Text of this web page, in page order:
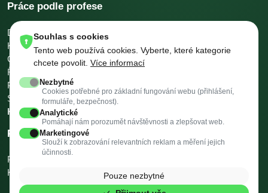
Práce podle profese
Dělníci v oblasti výstavby a údržby budov
KuchařiSkladníci, obsluha manipulačních vozíků
Číšníci a servírky
Ostatní uklízeči a pomocníci
Řidiči nákladních automobilů, tahačů a speciálních vozidel
Pomocníci v kuchyni
Svářeči
Všechny profese →
Platy podle profese →
Kalkulačky →
Práce podle města
Praha
Kopřivnice
Rožnov pod RadhoštěmKrnov
Souhlas s cookies
Tento web používá cookies. Vyberte, které kategorie
chcete povolit. Více informací
Nezbytné
Cookies potřebné pro základní fungování webu (přihlášení,
formuláře, bezpečnost).
Analytické
Pomáhají nám porozumět návštěvnosti a zlepšovat web.
Marketingové
Slouží k zobrazování relevantních reklam a měření jejich
účinnosti.
Pouze nezbytné